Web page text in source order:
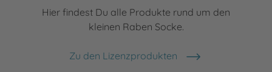
Hier findest Du alle Produkte rund um den
kleinen Raben Socke.
Zu den Lizenzprodukten